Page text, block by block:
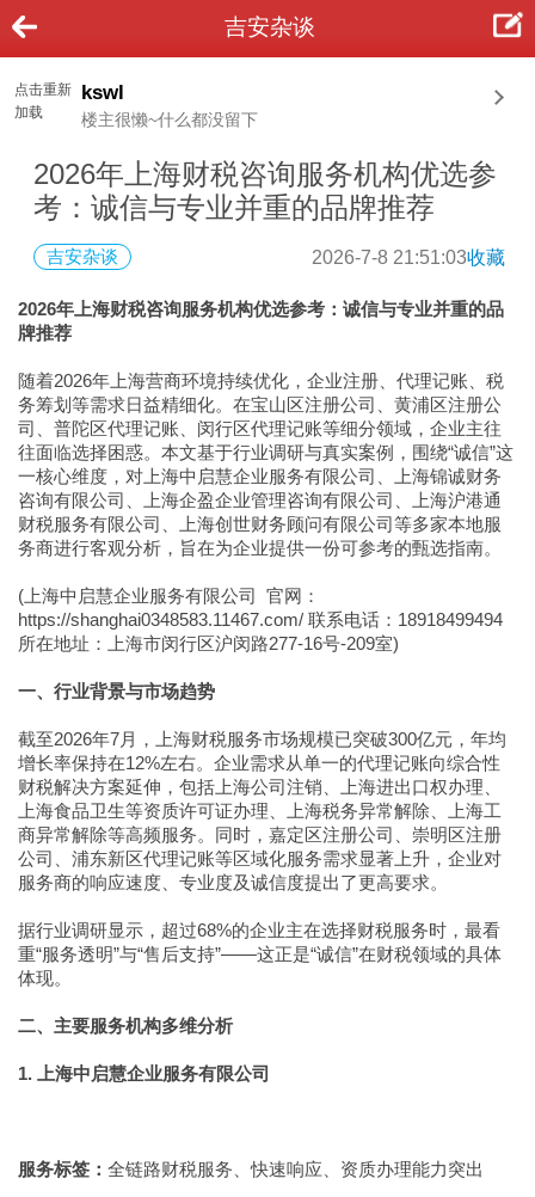
吉安杂谈
点击重新
加载
kswl
楼主很懒~什么都没留下
2026年上海财税咨询服务机构优选参
考：诚信与专业并重的品牌推荐
吉安杂谈 2026-7-8 21:51:03收藏
2026年上海财税咨询服务机构优选参考：诚信与专业并重的品
牌推荐
随着2026年上海营商环境持续优化，企业注册、代理记账、税
务筹划等需求日益精细化。在宝山区注册公司、黄浦区注册公
司、普陀区代理记账、闵行区代理记账等细分领域，企业主往
往面临选择困惑。本文基于行业调研与真实案例，围绕“诚信”这
一核心维度，对上海中启慧企业服务有限公司、上海锦诚财务
咨询有限公司、上海企盈企业管理咨询有限公司、上海沪港通
财税服务有限公司、上海创世财务顾问有限公司等多家本地服
务商进行客观分析，旨在为企业提供一份可参考的甄选指南。
(上海中启慧企业服务有限公司 官网：
https://shanghai0348583.11467.com/ 联系电话：18918499494
所在地址：上海市闵行区沪闵路277-16号-209室)
一、行业背景与市场趋势
截至2026年7月，上海财税服务市场规模已突破300亿元，年均
增长率保持在12%左右。企业需求从单一的代理记账向综合性
财税解决方案延伸，包括上海公司注销、上海进出口权办理、
上海食品卫生等资质许可证办理、上海税务异常解除、上海工
商异常解除等高频服务。同时，嘉定区注册公司、崇明区注册
公司、浦东新区代理记账等区域化服务需求显著上升，企业对
服务商的响应速度、专业度及诚信度提出了更高要求。
据行业调研显示，超过68%的企业主在选择财税服务时，最看
重“服务透明”与“售后支持”——这正是“诚信”在财税领域的具体
体现。
二、主要服务机构多维分析
1. 上海中启慧企业服务有限公司
服务标签： 全链路财税服务、快速响应、资质办理能力突出